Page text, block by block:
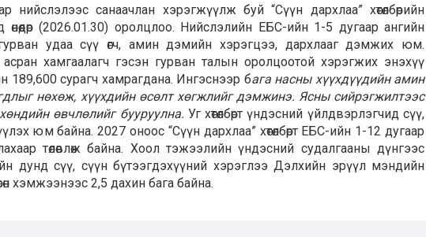
нийслэлээс санаачлан хэрэгжүүлж буй “Сүүн дархлаа” хөтөлбөрийн
(2026.01.30) оролцлоо. Нийслэлийн ЕБС-ийн 1-5 дугаар ангийн
удаа сүү өгч, амин дэмийн хэрэгцээ, дархлааг дэмжих юм.
хамгаалагч гэсэн гурван талын оролцоотой хэрэгжих энэхүү
189,600 сурагч хамрагдана. Ингэснээр бага насны хүүхдүүдийн амин
нөхөж, хүүхдийн өсөлт хөгжлийг дэмжинэ. Ясны сийрэгжилтээс
өвчлөлийг бууруулна. Уг хөтөлбөрт үндэсний үйлдвэрлэгчид сүү,
юм байна. 2027 оноос “Сүүн дархлаа” хөтөлбөрт ЕБС-ийн 1-12 дугаар
төлөвлөж байна. Хоол тэжээлийн үндэсний судалгааны дүнгээс
дунд сүү, сүүн бүтээгдэхүүний хэрэглээ Дэлхийн эрүүл мэндийн
хэмжээнээс 2,5 дахин бага байна.